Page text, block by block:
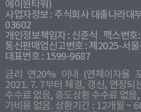
에이원타워)
사업자정보 : 주식회사 대출나라대
03602
개인정보책임자 : 신준식
팩스번
통신판매업신고번호 : 제2025-서
대표번호 : 1599-9687
금리 연20% 이내 (연체이자율
2021. 7. 7부터 체결, 갱신, 연장되
수수료 없음, 중도상환 수수료 없음
가비용 없음. 상환기간 : 12개월 ~